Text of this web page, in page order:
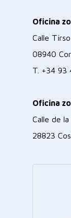
Oficina
Calle
08940
T. +34 93
Oficina
Calle de la
28823